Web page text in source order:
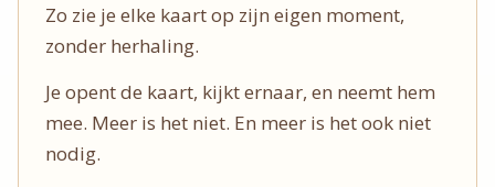
Zo zie je elke kaart op zijn eigen moment,
zonder herhaling.
Je opent de kaart, kijkt ernaar, en neemt hem
mee. Meer is het niet. En meer is het ook niet
nodig.